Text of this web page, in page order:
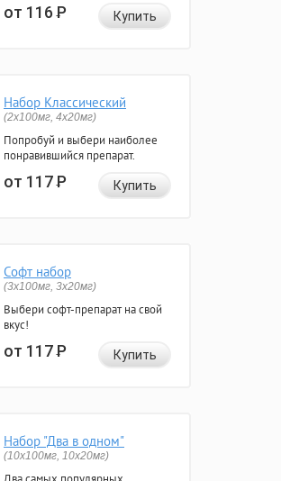
от 116Р Купить
Набор Классический
(2x100мг, 4x20мг)
Попробуй и выбери наиболее
понравившийся препарат.
от 117Р Купить
Софт набор
(3x100мг, 3x20мг)
Выбери софт-препарат на свой
вкус!
от 117Р Купить
Набор "Два в одном"
(10x100мг, 10x20мг)